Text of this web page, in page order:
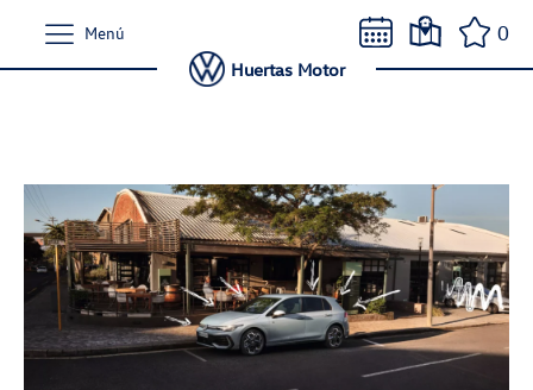
Menú 0
Huertas Motor